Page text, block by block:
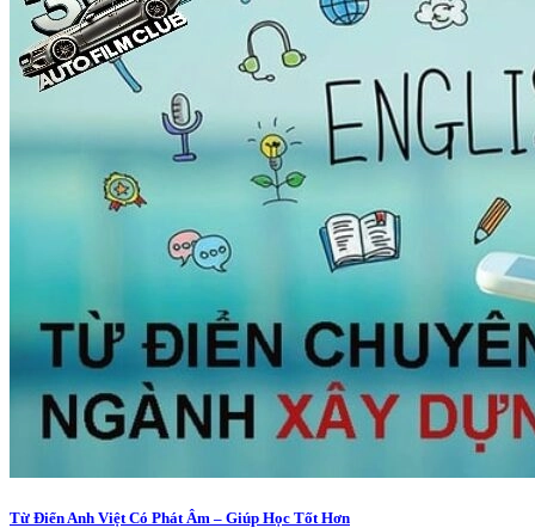
Từ Điển Anh Việt Có Phát Âm – Giúp Học Tốt Hơn